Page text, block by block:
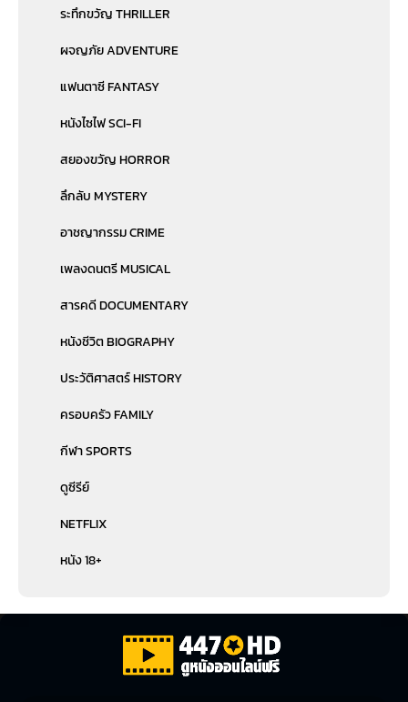
ระทึกขวัญ THRILLER
ผจญภัย ADVENTURE
แฟนตาซี FANTASY
หนังไซไฟ SCI-FI
สยองขวัญ HORROR
ลึกลับ MYSTERY
อาชญากรรม CRIME
เพลงดนตรี MUSICAL
สารคดี DOCUMENTARY
หนังชีวิต BIOGRAPHY
ประวัติศาสตร์ HISTORY
ครอบครัว FAMILY
กีฬา SPORTS
ดูซีรีย์
NETFLIX
หนัง 18+